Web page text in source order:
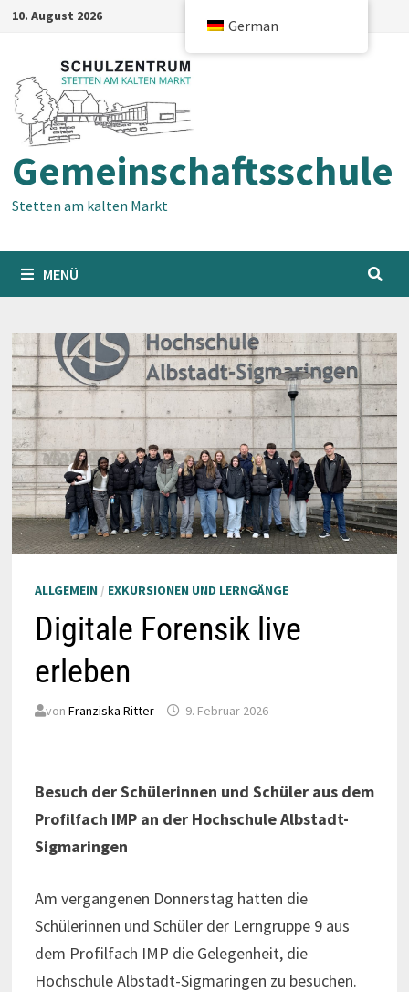
Zum10. August 2026
Gemeinschaftsschule
Stetten am kalten Markt
MENÜ
ALLGEMEIN / EXKURSIONEN UND LERNGÄNGE
Digitale Forensik live
erleben
von Franziska Ritter 9. Februar 2026
Besuch der Schülerinnen und Schüler aus dem
Profilfach IMP an der Hochschule Albstadt-
Sigmaringen
Am vergangenen Donnerstag hatten die
Schülerinnen und Schüler der Lerngruppe 9 aus
dem Profilfach IMP die Gelegenheit, die
Hochschule Albstadt-Sigmaringen zu besuchen.
German